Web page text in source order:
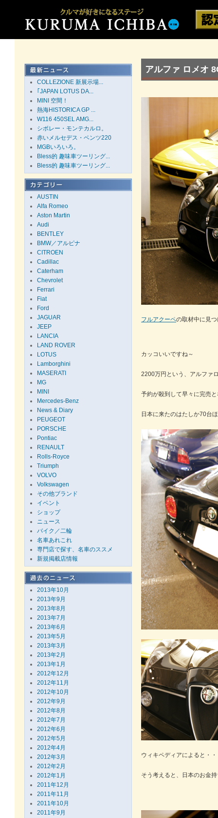
COLLEZIONE 新展示場...
｢JAPAN LOTUS DA...
MINI 空間！
熱海HISTORICA GP ...
W116 450SEL AMG...
シボレー・モンテカルロ。
赤いメルセデス・ベンツ220
MGBいろいろ。
Bless的 趣味車ツーリング...
Bless的 趣味車ツーリング...
AUSTIN
Alfa Romeo
Aston Martin
Audi
BENTLEY
BMW／アルピナ
CITROEN
Cadillac
Caterham
Chevrolet
Ferrari
Fiat
Ford
JAGUAR
JEEP
LANCIA
LAND ROVER
LOTUS
Lamborghini
MASERATI
MG
MINI
Mercedes-Benz
News & Diary
PEUGEOT
PORSCHE
Pontiac
RENAULT
Rolls-Royce
Triumph
VOLVO
Volkswagen
その他ブランド
イベント
ショップ
ニュース
バイク／二輪
名車あれこれ
専門店で探す、名車のススメ
新規掲載店情報
2013年10月
2013年9月
2013年8月
2013年7月
2013年6月
2013年5月
2013年3月
2013年2月
2013年1月
2012年12月
2012年11月
2012年10月
2012年9月
2012年8月
2012年7月
2012年6月
2012年5月
2012年4月
2012年3月
2012年2月
2012年1月
2011年12月
2011年11月
2011年10月
2011年9月
アルファ ロメオ
フルアクーペの取材中に見
カッコいいですね～
2200万円という、アルファ
予約が殺到して早々に完売
日本に来たのはたしか70台
ウィキペディアによると・
そう考えると、日本のお金